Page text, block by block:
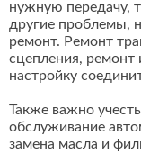
нужную передачу,
другие проблемы,
ремонт. Ремонт
сцепления, ремонт
настройку
Также важно
обслуживание
замена масла и